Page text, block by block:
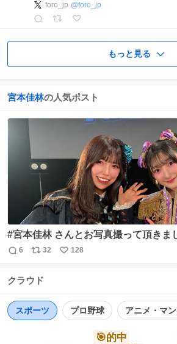
foro_jp @foro_jp
もっと見る
宮本佳林の人気ポスト
#宮本佳林 さんとお写真撮って頂きました📸💜
なくても #HANAKIN ヘビロテ中です
いくSTORYは大涙で聴いていました
ります✊🏻❤️‍🔥 https://t.co/da42c6BVoy
返
数
6
リ
ス
数
32
い
128
クラウド
スポーツ プロ野球 アニメ・マ
🎯的中